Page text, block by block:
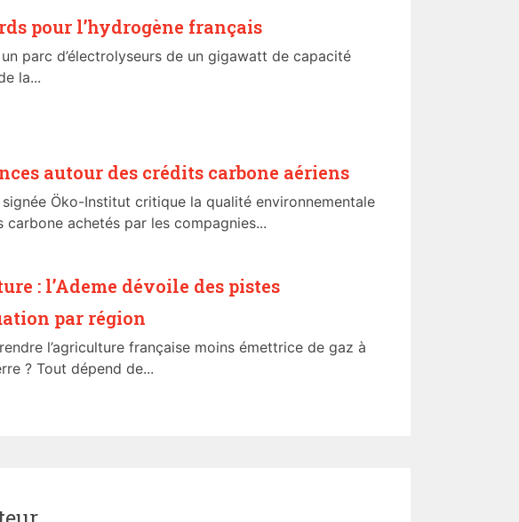
pour l’hydrogène français
un parc d’électrolyseurs de un gigawatt de capacité
la...
autour des crédits carbone aériens
Öko-Institut critique la qualité environnementale
carbone achetés par les compagnies...
: l’Ademe dévoile des pistes
par région
l’agriculture française moins émettrice de gaz à
? Tout dépend de...